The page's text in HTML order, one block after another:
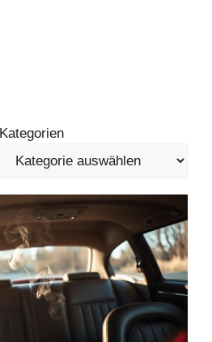
Kategorien